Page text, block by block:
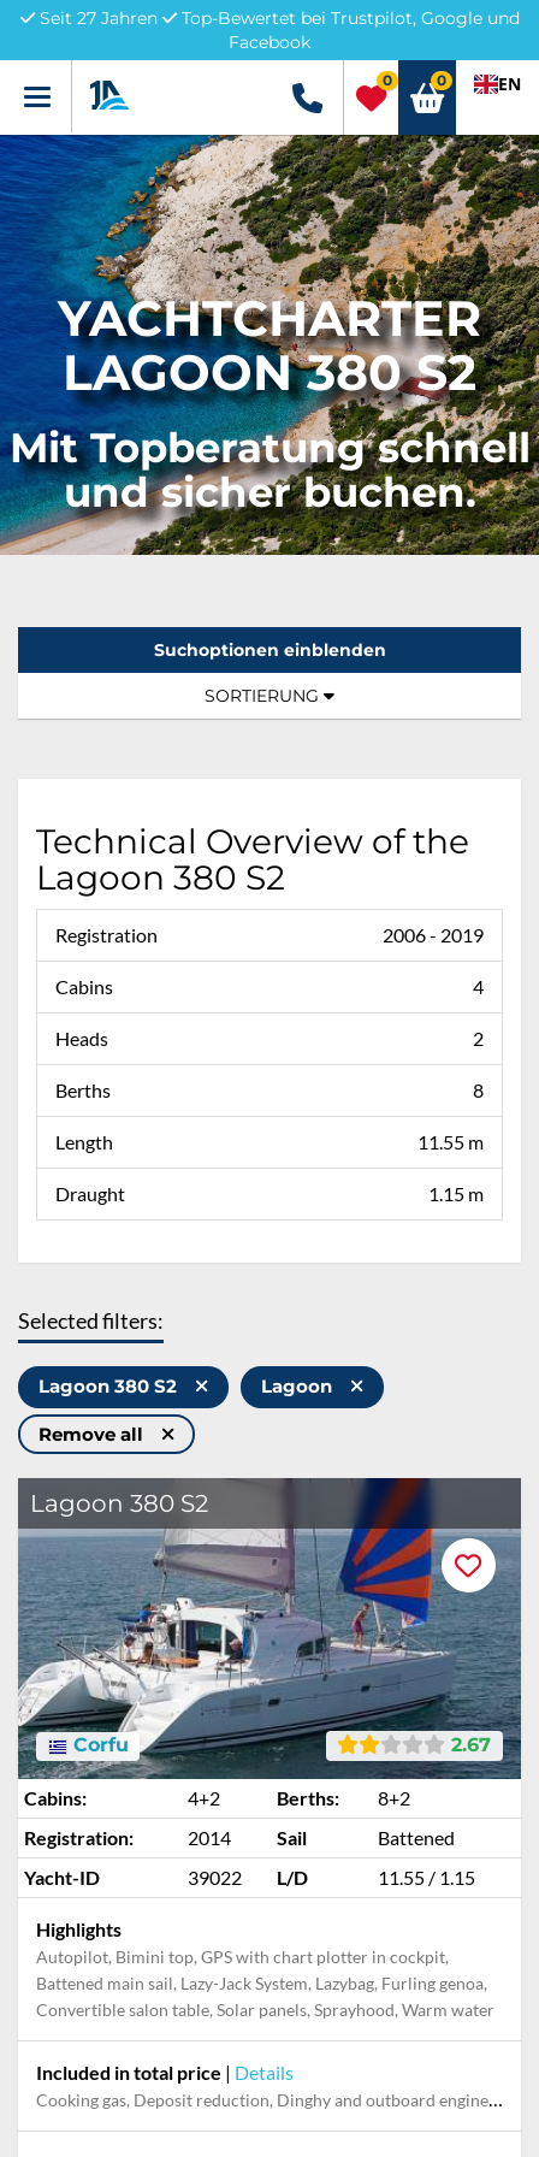
Seit 27 Jahren
Top-Bewertet bei Trustpilot, Google und
Facebook
Menü +49 5741 3222690
0 0 EN
YACHTCHARTER
LAGOON 380 S2
Mit Topberatung schnell
und sicher buchen.
Suchoptionen einblenden
TOGGLE NAVIGATION
SORTIERUNG
Technical Overview of the
Lagoon 380 S2
Registration 2006 - 2019
Cabins 4
Heads 2
Berths 8
Length 11.55 m
Draught 1.15 m
Selected filters:
Lagoon 380 S2 Lagoon
Remove all
Lagoon 380 S2
2.67
Corfu
Cabins: 4+2 Berths:
8+2
Registration:
2014 Sail
Battened
Yacht-ID
39022 L/D 11.55 / 1.15
Highlights
Autopilot, Bimini top, GPS with chart plotter in cockpit,
Battened main sail, Lazy-Jack System, Lazybag, Furling genoa,
Convertible salon table, Solar panels, Sprayhood, Warm water
Included in total price | Details
Cooking gas, Deposit reduction, Dinghy and outboard engine, Final cleaning, Mooring in home marina for first and last night, Pillow, blanket, sheets, duvet cover, Towels